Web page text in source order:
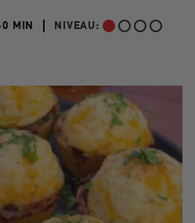
MIN 30 TO 60 MIN"
NIVEAU:
DÉBUTANT